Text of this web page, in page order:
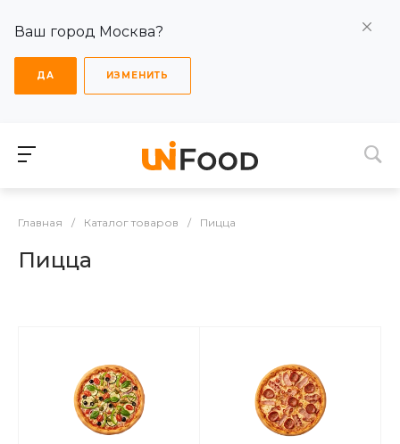
Ваш город Москва?
ДА ИЗМЕНИТЬ
Главная / Каталог товаров / Пицца
Пицца